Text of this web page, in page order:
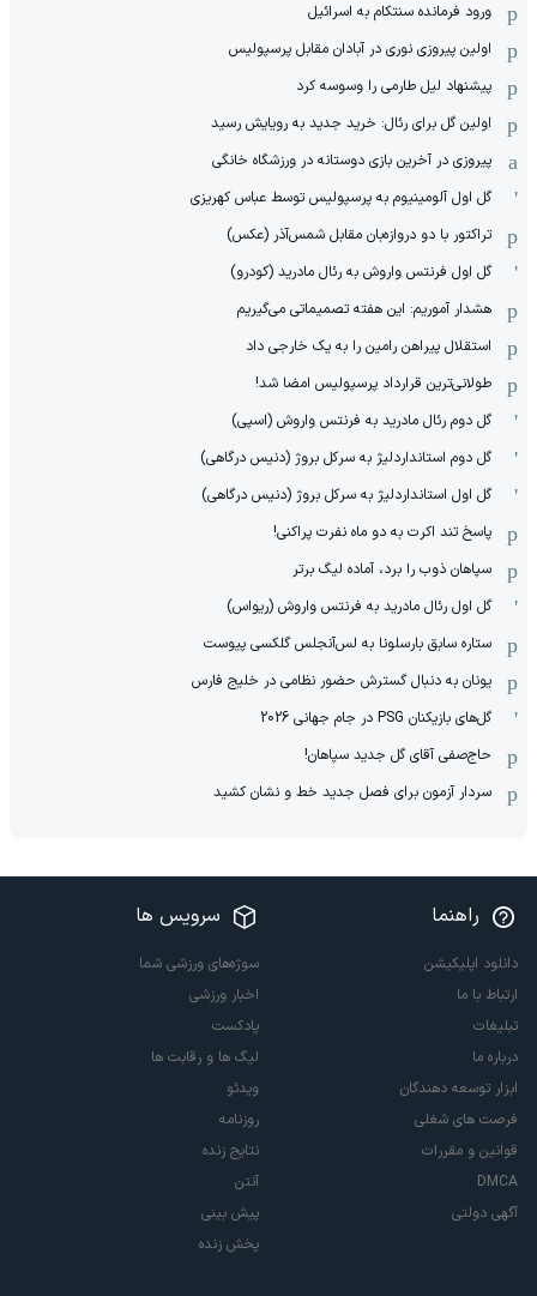
ورود فرمانده سنتکام به اسرائیل
اولین پیروزی نوری در آبادان مقابل پرسپولیس
پیشنهاد لیل طارمی را وسوسه کرد
اولین گل برای رئال: خرید جدید به رویایش رسید
پیروزی در آخرین بازی دوستانه در ورزشگاه خانگی
گل اول آلومینیوم به پرسپولیس توسط عباس کهریزی
تراکتور با دو دروازه‌بان مقابل شمس‌آذر (عکس)
گل اول فرنتس واروش به رئال مادرید (کودرو)
هشدار آموریم: این هفته تصمیماتی می‌گیریم
استقلال پیراهن رامین را به یک خارجی داد
طولانی‌ترین قرارداد پرسپولیس امضا شد!
گل دوم رئال مادرید به فرنتس واروش (اسپی)
گل دوم استانداردلیژ به سرکل بروژ (دنیس درگاهی)
گل اول استانداردلیژ به سرکل بروژ (دنیس درگاهی)
پاسخ تند اکرت به دو ماه نفرت پراکنی!
سپاهان ذوب را برد، آماده لیگ برتر
گل اول رئال مادرید به فرنتس واروش (ریواس)
ستاره سابق بارسلونا به لس‌آنجلس گلکسی پیوست
یونان به دنبال گسترش حضور نظامی در خلیج فارس
گل‌های بازیکنان PSG در جام جهانی 2026
حاج‌صفی آقای گل جدید سپاهان!
سردار آزمون برای فصل جدید خط و نشان کشید
راهنما
دانلود اپلیکیشن
ارتباط با ما
تبلیغات
درباره ما
ابزار توسعه دهندگان
فرصت های شغلی
قوانین و مقررات
DMCA
آگهی دولتی
سرویس ها
سوژه‌های ورزشی شما
اخبار ورزشی
پادکست
لیگ ها و رقابت ها
ویدئو
روزنامه
نتایج زنده
آنتن
پیش بینی
پخش زنده